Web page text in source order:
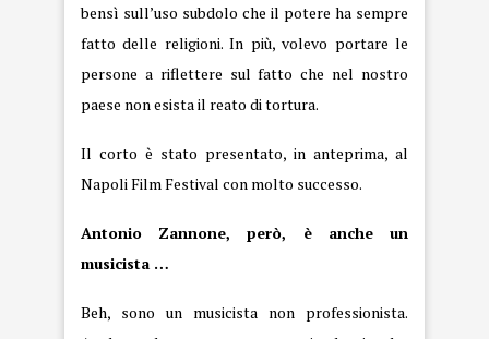
bensì sull’uso subdolo che il potere ha sempre
fatto delle religioni. In più, volevo portare le
persone a riflettere sul fatto che nel nostro
paese non esista il reato di tortura.
Il corto è stato presentato, in anteprima, al
Napoli Film Festival con molto successo.
Antonio Zannone, però, è anche un
musicista …
Beh, sono un musicista non professionista.